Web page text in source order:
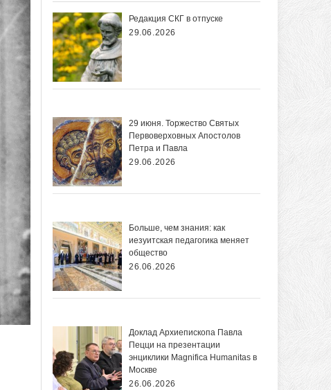
Редакция СКГ в отпуске
29.06.2026
29 июня. Торжество Святых
Первоверховных Апостолов
Петра и Павла
29.06.2026
Больше, чем знания: как
иезуитская педагогика меняет
общество
26.06.2026
Доклад Архиепископа Павла
Пецци на презентации
энциклики Magnifica Нumanitas в
Москве
26.06.2026